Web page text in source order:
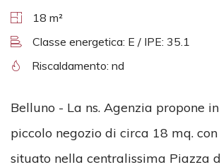
18 m²
Classe energetica: E / IPE: 35.1
Riscaldamento: nd
Belluno - La ns. Agenzia propone
piccolo negozio di circa 18 mq.
situato nella centralissima Piazza